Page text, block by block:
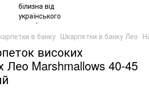
в банку Шкарпетки в банку Лео
високих
Лео Marshmallows 40-45